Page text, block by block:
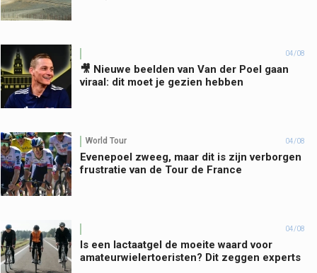
04/08
🎥 Nieuwe beelden van Van der Poel gaan
viraal: dit moet je gezien hebben
World Tour 04/08
Evenepoel zweeg, maar dit is zijn verborgen
frustratie van de Tour de France
04/08
Is een lactaatgel de moeite waard voor
amateurwielertoeristen? Dit zeggen experts